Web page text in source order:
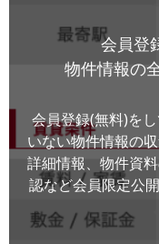
会員登
物件情報の
会員登録(無料)を
いない物件情報の収
詳細情報、物件資料
認など会員限定公